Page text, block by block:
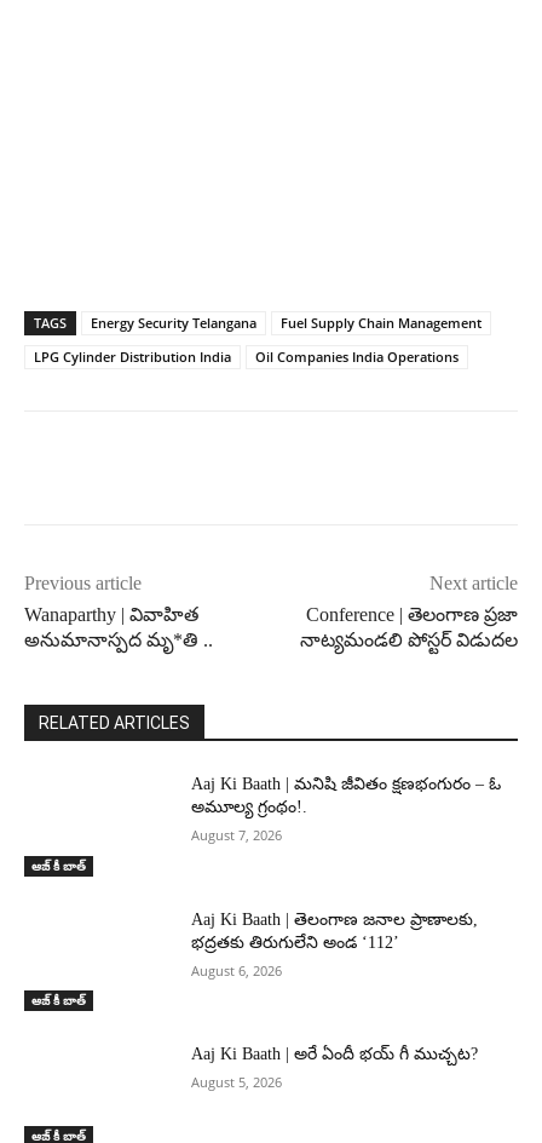
TAGS Energy Security Telangana
Fuel Supply Chain Management
LPG Cylinder Distribution India
Oil Companies India Operations
Previous article
Wanaparthy | వివాహిత
అనుమానాస్పద మృ*తి ..
Next article
Conference | తెలంగాణ ప్రజా
నాట్యమండలి పోస్టర్ విడుదల
RELATED ARTICLES
ఆజ్ కీ బాత్
Aaj Ki Baath | మనిషి జీవితం క్షణభంగురం – ఓ
అమూల్య గ్రంథం!.
August 7, 2026
ఆజ్ కీ బాత్
Aaj Ki Baath | తెలంగాణ జనాల ప్రాణాలకు,
భద్రతకు తిరుగులేని అండ ‘112’
August 6, 2026
ఆజ్ కీ బాత్
Aaj Ki Baath | అరే ఏందీ భయ్ గీ ముచ్చట?
August 5, 2026